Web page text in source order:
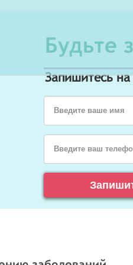
Будьте
Запишитесь
Введите ваше имя
Введите ваш